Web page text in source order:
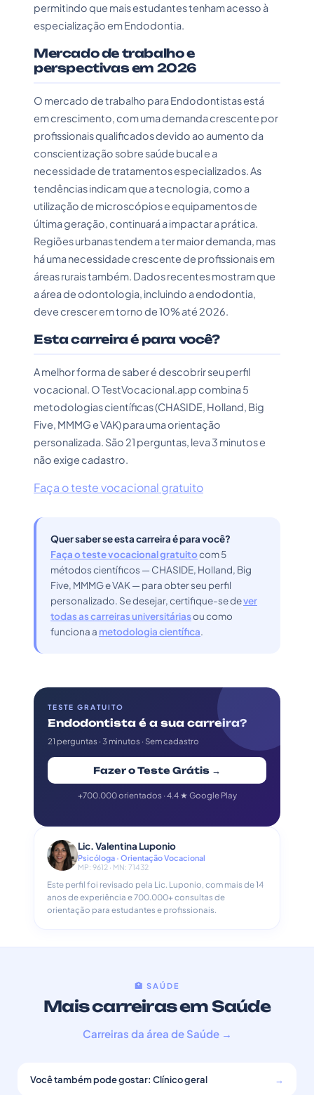
permitindo que mais estudantes tenham acesso à
especialização em Endodontia.
Mercado de trabalho e
perspectivas em 2026
O mercado de trabalho para Endodontistas está
em crescimento, com uma demanda crescente por
profissionais qualificados devido ao aumento da
conscientização sobre saúde bucal e a
necessidade de tratamentos especializados. As
tendências indicam que a tecnologia, como a
utilização de microscópios e equipamentos de
última geração, continuará a impactar a prática.
Regiões urbanas tendem a ter maior demanda, mas
há uma necessidade crescente de profissionais em
áreas rurais também. Dados recentes mostram que
a área de odontologia, incluindo a endodontia,
deve crescer em torno de 10% até 2026.
Esta carreira é para você?
A melhor forma de saber é descobrir seu perfil
vocacional. O TestVocacional.app combina 5
metodologias científicas (CHASIDE, Holland, Big
Five, MMMG e VAK) para uma orientação
personalizada. São 21 perguntas, leva 3 minutos e
não exige cadastro.
Faça o teste vocacional gratuito
Quer saber se esta carreira é para você?
Faça o teste vocacional gratuitocom 5
métodos científicos — CHASIDE, Holland, Big
Five, MMMG e VAK — para obter seu perfil
personalizado. Se desejar, certifique-se dever
todas as carreiras universitáriasou como
funciona a metodologia científica.
TESTE GRATUITO
Endodontista é a sua carreira?
21 perguntas · 3 minutos · Sem cadastro
Fazer o Teste Grátis →
+700.000 orientados · 4.4 ★ Google Play
Lic. Valentina Luponio
Psicóloga · Orientação Vocacional
MP: 9612 · MN: 71432
Este perfil foi revisado pela Lic. Luponio, com mais de 14
anos de experiência e 700.000+ consultas de
orientação para estudantes e profissionais.
🏥 SAÚDE
Mais carreiras em Saúde
Carreiras da área de Saúde →
Você também pode gostar: Clínico geral →